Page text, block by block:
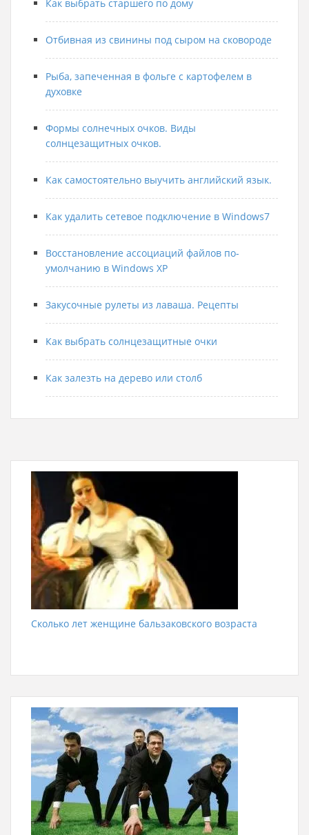
Как выбрать старшего по дому
Отбивная из свинины под сыром на сковороде
Рыба, запеченная в фольге с картофелем в
духовке
Формы солнечных очков. Виды
солнцезащитных очков.
Как самостоятельно выучить английский язык.
Как удалить сетевое подключение в Windows7
Восстановление ассоциаций файлов по-
умолчанию в Windows XP
Закусочные рулеты из лаваша. Рецепты
Как выбрать солнцезащитные очки
Как залезть на дерево или столб
Сколько лет женщине бальзаковского возраста